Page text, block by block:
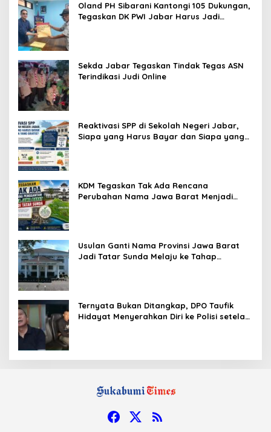
Oland PH Sibarani Kantongi 105 Dukungan,
Tegaskan DK PWI Jabar Harus Jadi
Sekda Jabar Tegaskan Tindak Tegas ASN
Terindikasi Judi Online
Reaktivasi SPP di Sekolah Negeri Jabar,
Siapa yang Harus Bayar dan Siapa yang
KDM Tegaskan Tak Ada Rencana
Perubahan Nama Jawa Barat Menjadi
Usulan Ganti Nama Provinsi Jawa Barat
Jadi Tatar Sunda Melaju ke Tahap
Ternyata Bukan Ditangkap, DPO Taufik
Hidayat Menyerahkan Diri ke Polisi setelah